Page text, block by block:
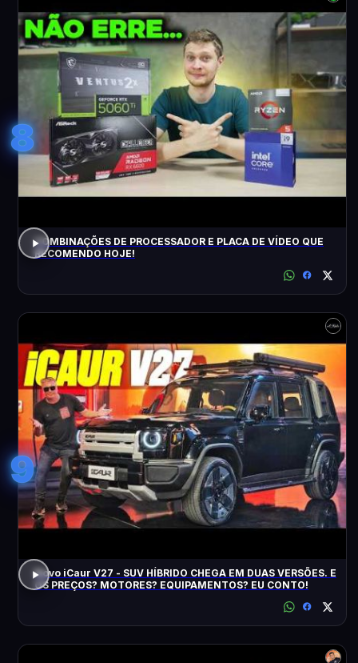
8
COMBINAÇÕES DE PROCESSADOR E PLACA DE VÍDEO QUE
RECOMENDO HOJE!
9
Novo iCaur V27 - SUV HÍBRIDO CHEGA EM DUAS VERSÕES. E
OS PREÇOS? MOTORES? EQUIPAMENTOS? EU CONTO!